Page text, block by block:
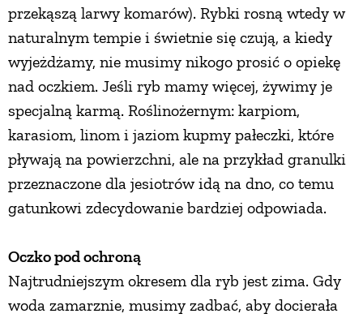
przekąszą larwy komarów). Rybki rosną wtedy w
naturalnym tempie i świetnie się czują, a kiedy
wyjeżdżamy, nie musimy nikogo prosić o opiekę
nad oczkiem. Jeśli ryb mamy więcej, żywimy je
specjalną karmą. Roślinożernym: karpiom,
karasiom, linom i jaziom kupmy pałeczki, które
pływają na powierzchni, ale na przykład granulki
przeznaczone dla jesiotrów idą na dno, co temu
gatunkowi zdecydowanie bardziej odpowiada.
Oczko pod ochroną
Najtrudniejszym okresem dla ryb jest zima. Gdy
woda zamarznie, musimy zadbać, aby docierała
CIASTA I DESERY
DODATKI
PRZETWORY
INNE